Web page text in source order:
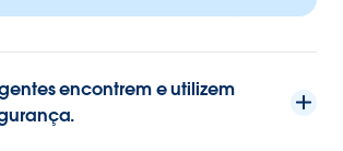
encontrem e utilizem